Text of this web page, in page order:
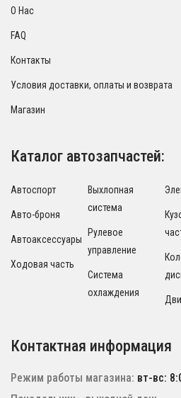
О Нас
FAQ
Контакты
Условия доставки, оплаты и возврата
Магазин
Каталог автозапчастей:
Автоспорт
Авто-броня
Автоаксессуары
Ходовая часть
Выхлопная
система
Рулевое
управление
Система
охлаждения
Контактная информация
Режим работы магазина: вт-вс: